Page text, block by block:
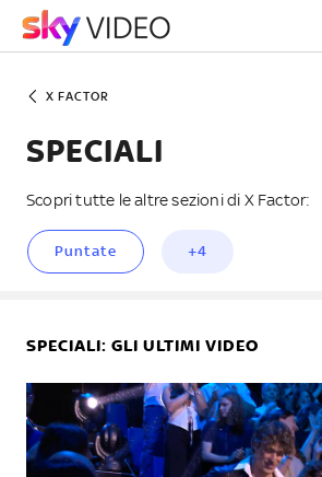
X FACTOR
SPECIALI
Scopri tutte le altre sezioni di X Factor:
Puntate +4
SPECIALI: GLI ULTIMI VIDEO